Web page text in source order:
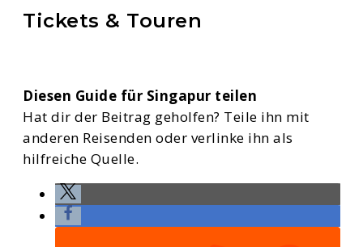
Tickets & Touren
Diesen Guide für Singapur teilen
Hat dir der Beitrag geholfen? Teile ihn mit
anderen Reisenden oder verlinke ihn als
hilfreiche Quelle.